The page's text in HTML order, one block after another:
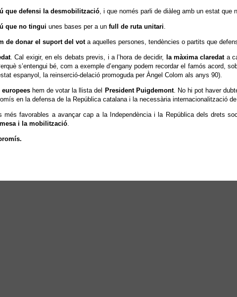
que defensi la desmobilització, i que només parli de diàleg amb un estat que
que no tingui unes bases per a un full de ruta unitari.
de donar el suport del vot a aquelles persones, tendències o partits que
. Cal exigir, en els debats previs, i a l’hora de decidir, la màxima claredata
s’entengui bé, com a exemple d’engany podem recordar el famós acord,
espanyol, la reinserció-delació promoguda per Àngel Colom als anys 90).
hem de votar la llista del President Puigdemont. No hi pot haver
en la defensa de la República catalana i la necessària internacionalització
favorables a avançar cap a la Independència i la República dels drets
i la mobilització.